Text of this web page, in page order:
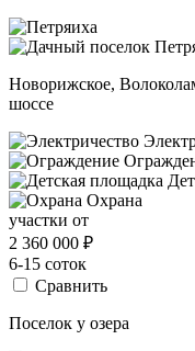
Новорижское,
шоссе
Охрана
участки от
2 360 000 ₽
6-15 соток
Сравнить
Поселок у озера